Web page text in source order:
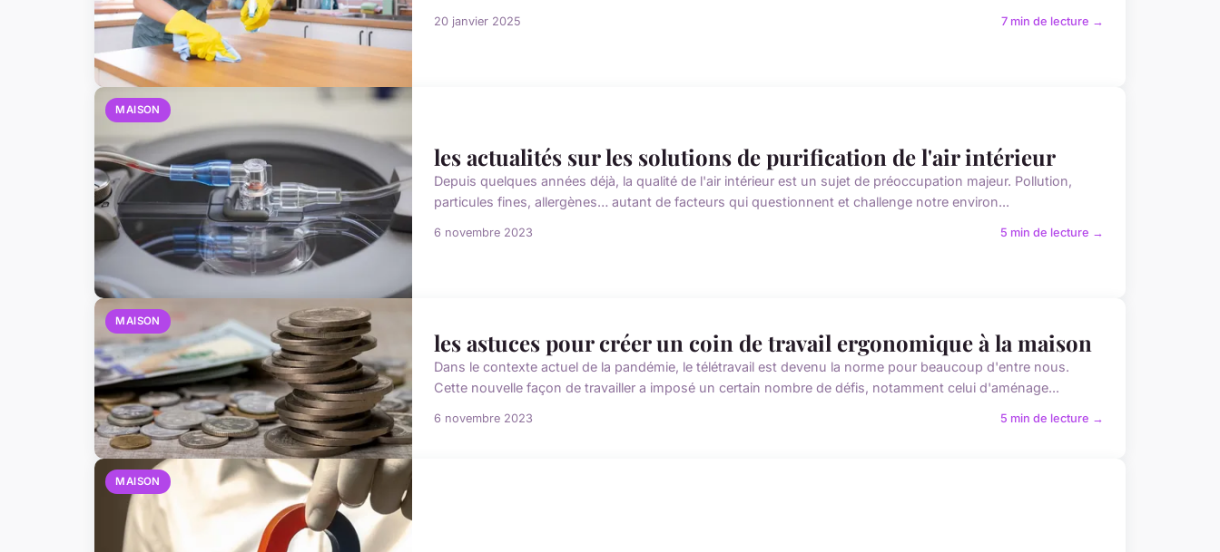
20 janvier 2025 7 min de lecture →
MAISON
les actualités sur les solutions de purification de l'air intérieur
Depuis quelques années déjà, la qualité de l'air intérieur est un sujet de préoccupation majeur. Pollution,
particules fines, allergènes… autant de facteurs qui questionnent et challenge notre environ...
6 novembre 2023 5 min de lecture →
MAISON
les astuces pour créer un coin de travail ergonomique à la maison
Dans le contexte actuel de la pandémie, le télétravail est devenu la norme pour beaucoup d'entre nous.
Cette nouvelle façon de travailler a imposé un certain nombre de défis, notamment celui d'aménage...
6 novembre 2023 5 min de lecture →
MAISON